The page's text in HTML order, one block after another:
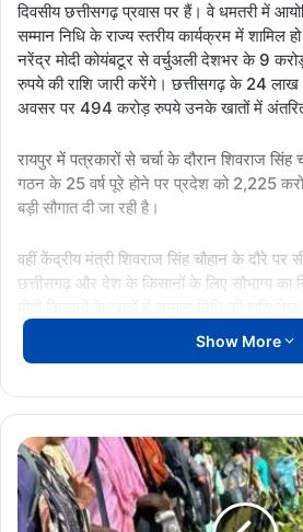
दिवसीय छत्तीसगढ़ प्रवास पर हैं। वे धमतरी में
सम्मान निधि के राज्य स्तरीय कार्यक्रम में शामिल
नरेंद्र मोदी कोयंबटूर से वर्चुअली देशभर के 9
रुपये की राशि जारी करेंगे। छत्तीसगढ़ के 24
अवसर पर 494 करोड़ रुपये उनके खातों में
रायपुर में पत्रकारों से चर्चा के दौरान शिवराज सिंह
गठन के 25 वर्ष पूरे होने पर प्रदेश को 2,225
बड़ी सौगात दी जा रही है।
वहीं केंद्रीय मंत्री शिवराज सिंह चौहान के दौरे
छत्तीसगढ़ और देश के किसानों के लिए सौभाग्य का
किसानों को बधाई दी और प्रधानमंत्री व कृषि
नक्सलवाद पर सीएम का
Show More
जगरगुंडा–
केरलापाल
एरिया
कमेटी